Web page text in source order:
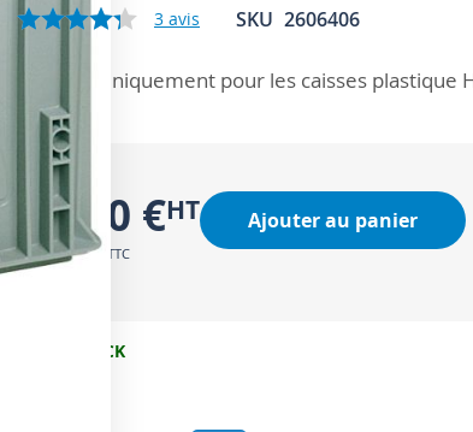
3 avis SKU 2606406
Uniquement pour les caisses plastique
2,50 €
3,00 €
Ajouter au panier
EN STOCK